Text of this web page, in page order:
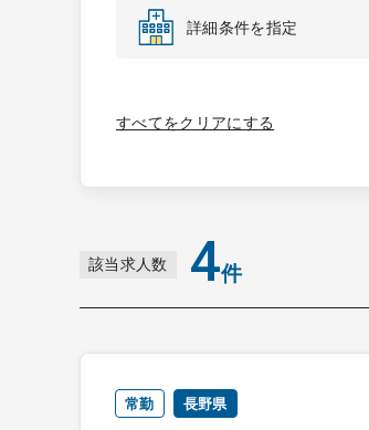
詳細条件を指定
すべてをクリアにする
該当求人数 4件
常勤 長野県